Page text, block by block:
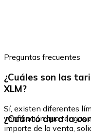
Preguntas frecuentes
¿Cuáles son las
XLM?
Sí, existen diferentes
verificación que tengas
importe de la venta,
¿Cuánto dura la